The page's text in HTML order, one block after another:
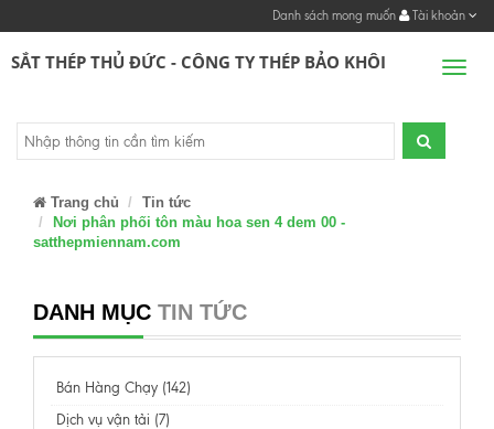
Danh sách mong muốn Tài khoản
SẮT THÉP THỦ ĐỨC - CÔNG TY THÉP BẢO KHÔI
Trang chủ
Tin tức
Nơi phân phối tôn màu hoa sen 4 dem 00 -
satthepmiennam.com
DANH MỤC TIN TỨC
Bán Hàng Chạy (142)
Dịch vụ vận tải (7)